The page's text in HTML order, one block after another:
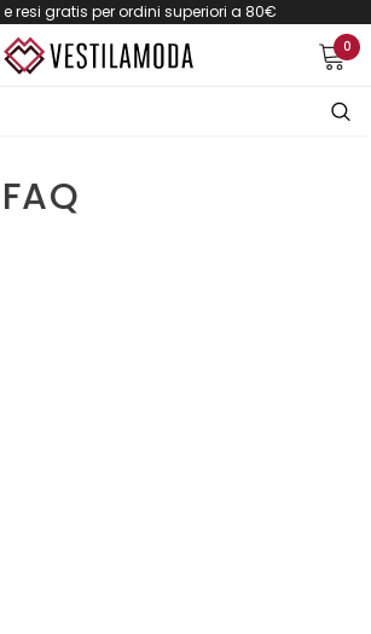
e resi gratis per ordini superiori a 80€
0